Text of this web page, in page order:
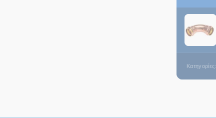
Κατηγορίες: